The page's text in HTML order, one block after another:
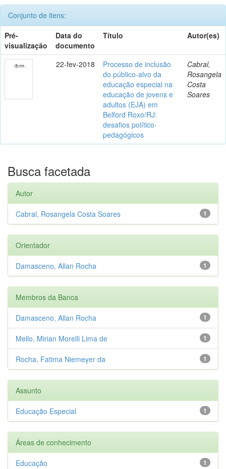
Conjunto de itens:
Pré-
visualização
Data do
documento
Título Autor(es)
22-fev-2018
Processo de inclusão
do público-alvo da
educação especial na
educação de jovens e
adultos (EJA) em
Belford Roxo/RJ:
desafios político-
pedagógicos
Cabral,
Rosangela
Costa
Soares
Busca facetada
Autor
1
Cabral, Rosangela Costa Soares
Orientador
1
Damasceno, Allan Rocha
Membros da Banca
1
Damasceno, Allan Rocha
1
Mello, Mirian Morelli Lima de
1
Rocha, Fatima Niemeyer da
Assunto
1
Educação Especial
Áreas de conhecimento
1
Educação